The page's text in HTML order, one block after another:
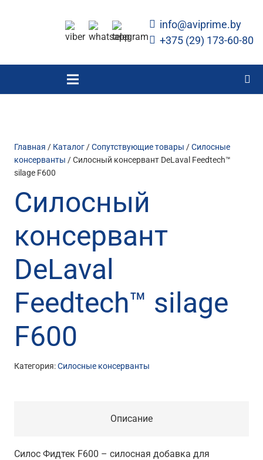
info@aviprime.by
+375 (29) 173-60-80
Главная / Каталог/Сопутствующие товары /Силосные
консерванты / Силосный консервант DeLaval Feedtech™
silage F600
Силосный
консервант
DeLaval
Feedtech™ silage
F600
Категория:Силосные консерванты
Описание
Силос Фидтек F600 – силосная добавка для